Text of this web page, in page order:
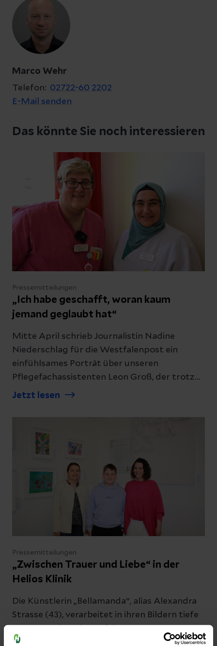
Marco Wehr
Telefon: 02722-60 2202
E-Mail senden
Das könnte Sie noch interessieren
Pressemitteilungen
„Ich habe geschafft, woran kaum
jemand geglaubt hat“
Mitte April schrieb Journalistin Nadine
Niederschlag für die Westfalenpost ein
einfühlsames Porträt über unseren
Pflegefachassistenten Leon Groß, der trotz
vieler Widrigkeiten immer an sich geglaubt
Vorgesetzten konnte er erfolgreich seine
Ausbildung meistern und ist heute von seiner
Station 83 nicht mehr wegzudenken.
Jetzt lesen
Pressemitteilungen
„Zwischen Trauer und Liebe“ in der
Helios Klinik
Die Künstlerin „Bellamanda“, alias Alexandra
Strasse (43), verarbeitet in ihren Bildern tiefe
zunächst nach Düsterkeit und Tristesse